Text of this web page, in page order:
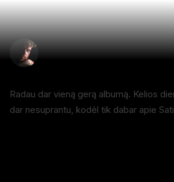
Radau dar vieną gerą albumą. Kelios
dar nesuprantu, kodėl tik dabar apie